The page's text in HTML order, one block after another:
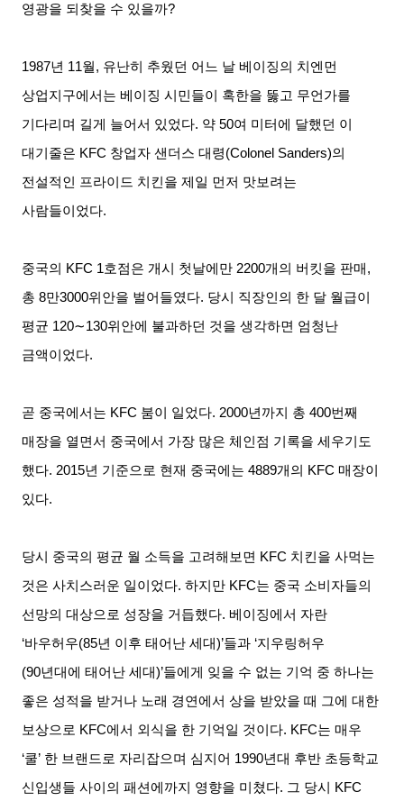
영광을 되찾을 수 있을까?
1987년 11월, 유난히 추웠던 어느 날 베이징의 치엔먼
상업지구에서는 베이징 시민들이 혹한을 뚫고 무언가를
기다리며 길게 늘어서 있었다. 약50여 미터에 달했던 이
대기줄은 KFC 창업자 샌더스 대령(Colonel Sanders)의
전설적인 프라이드 치킨을 제일 먼저 맛보려는
사람들이었다.
중국의 KFC 1호점은 개시 첫날에만 2200개의 버킷을 판매 ,
총 8만3000위안을 벌어들였다. 당시 직장인의 한 달 월급이
평균 120∼130위안에 불과하던 것을 생각하면 엄청난
금액이었다.
곧 중국에서는 KFC 붐이 일었다. 2000년까지 총 400번째
매장을 열면서 중국에서 가장 많은 체인점 기록을 세우기도
했다. 2015년 기준으로 현재 중국에는 4889개의 KFC매장이
있다.
당시 중국의 평균 월 소득을 고려해보면 KFC 치킨을 사먹는
것은 사치스러운 일이었다.하지만 KFC는 중국 소비자들의
선망의 대상으로 성장을 거듭했다.베이징에서 자란
‘바우허우(85년 이후 태어난 세대)’들과 ‘지우링허우
(90년대에 태어난 세대)’들에게 잊을 수 없는 기억 중 하나는
좋은 성적을 받거나 노래 경연에서 상을 받았을 때 그에 대한
보상으로 KFC에서 외식을 한 기억일 것이다. KFC는 매우
‘쿨’ 한 브랜드로 자리잡으며 심지어 1990년대 후반 초등학교
신입생들 사이의 패션에까지 영향을 미쳤다. 그 당시
KFC